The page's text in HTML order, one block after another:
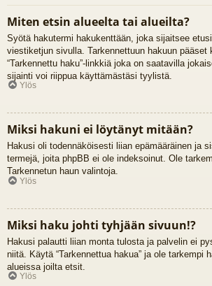
Miten etsin alueelta tai alueilta?
Syötä hakutermi hakukenttään, joka sijaitsee
viestiketjun sivulla. Tarkennettuun hakuun pääset
“Tarkennettu haku”-linkkiä joka on saatavilla
sijainti voi riippua käyttämästäsi tyylistä.
Ylös
Miksi hakuni ei löytänyt mitään?
Hakusi oli todennäköisesti liian epämääräinen ja
termejä, joita phpBB ei ole indeksoinut. Ole
Tarkennetun haun valintoja.
Ylös
Miksi haku johti tyhjään sivuun!?
Hakusi palautti liian monta tulosta ja palvelin ei
niitä. Käytä “Tarkennettua hakua” ja ole tarkempi
alueissa joilta etsit.
Ylös